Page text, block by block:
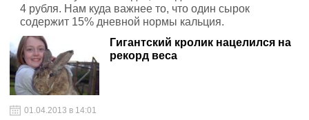
4 рубля. Нам куда важнее то, что один сырок
содержит 15% дневной нормы кальция.
Гигантский кролик нацелился на
рекорд веса
01.04.2013 в 14:01